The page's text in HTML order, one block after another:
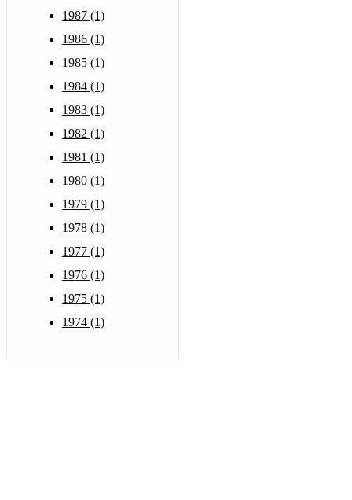
1987 (1)
1986 (1)
1985 (1)
1984 (1)
1983 (1)
1982 (1)
1981 (1)
1980 (1)
1979 (1)
1978 (1)
1977 (1)
1976 (1)
1975 (1)
1974 (1)